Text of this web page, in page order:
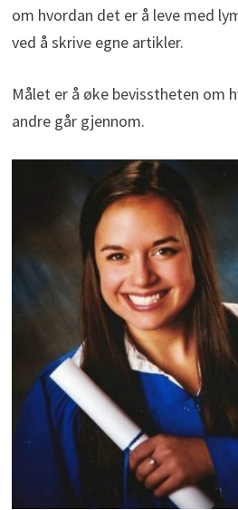
om hvordan det er å leve med
ved å skrive egne artikler.
Målet er å øke bevisstheten om
andre går gjennom.